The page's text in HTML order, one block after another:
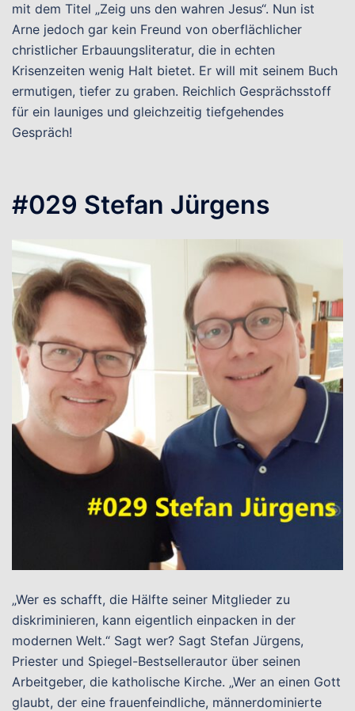
mit dem Titel „Zeig uns den wahren Jesus“. Nun ist
Arne jedoch gar kein Freund von oberflächlicher
christlicher Erbauungsliteratur, die in echten
Krisenzeiten wenig Halt bietet. Er will mit seinem Buch
ermutigen, tiefer zu graben. Reichlich Gesprächsstoff
für ein launiges und gleichzeitig tiefgehendes
Gespräch!
#029 Stefan Jürgens
„Wer es schafft, die Hälfte seiner Mitglieder zu
diskriminieren, kann eigentlich einpacken in der
modernen Welt.“ Sagt wer? Sagt Stefan Jürgens,
Priester und Spiegel-Bestsellerautor über seinen
Arbeitgeber, die katholische Kirche. „Wer an einen Gott
glaubt, der eine frauenfeindliche, männerdominierte